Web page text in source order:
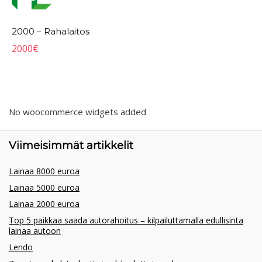
2000 – Rahalaitos
2000€
No woocommerce widgets added
Viimeisimmät artikkelit
Lainaa 8000 euroa
Lainaa 5000 euroa
Lainaa 2000 euroa
Top 5 paikkaa saada autorahoitus – kilpailuttamalla edullisinta
lainaa autoon
Lendo